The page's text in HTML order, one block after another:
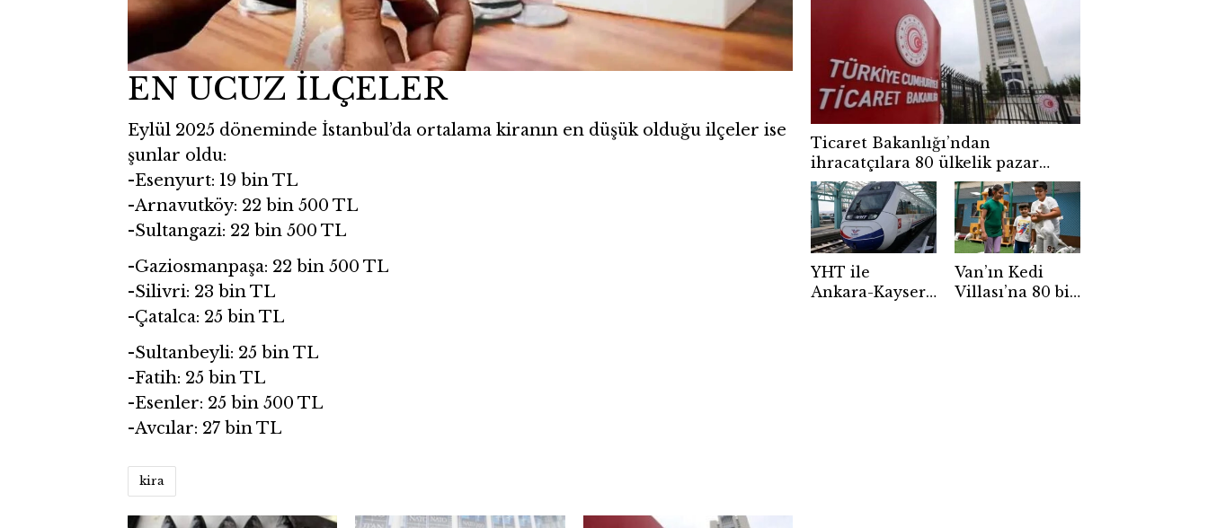
EN UCUZ İLÇELER
Eylül 2025 döneminde İstanbul’da ortalama kiranın en düşük olduğu ilçeler ise
şunlar oldu:
-Esenyurt: 19 bin TL
-Arnavutköy: 22 bin 500 TL
-Sultangazi: 22 bin 500 TL
-Gaziosmanpaşa: 22 bin 500 TL
-Silivri: 23 bin TL
-Çatalca: 25 bin TL
-Sultanbeyli: 25 bin TL
-Fatih: 25 bin TL
-Esenler: 25 bin 500 TL
-Avcılar: 27 bin TL
kira
alternatif değil
Ticaret Bakanlığı’ndan
ihracatçılara 80 ülkelik pazar
rehberi
YHT ile
Ankara-Kayseri
Van’ın Kedi
Villası’na 80 bin